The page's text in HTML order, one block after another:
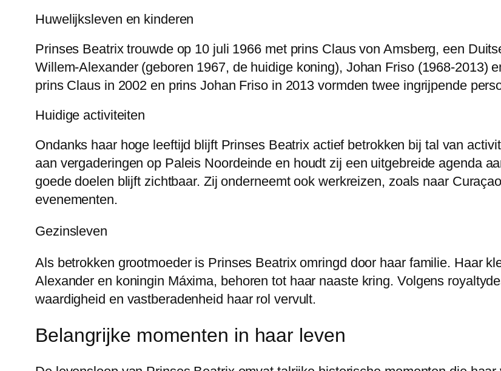
Huwelijksleven en kinderen
Prinses Beatrix trouwde op 10 juli 1966 met prins Claus von Amsberg, een
Willem-Alexander (geboren 1967, de huidige koning), Johan Friso (1968-2013)
prins Claus in 2002 en prins Johan Friso in 2013 vormden twee ingrijpende
Huidige activiteiten
Ondanks haar hoge leeftijd blijft Prinses Beatrix actief betrokken bij tal van
aan vergaderingen op Paleis Noordeinde en houdt zij een uitgebreide agenda
goede doelen blijft zichtbaar. Zij onderneemt ook werkreizen, zoals naar
evenementen.
Gezinsleven
Als betrokken grootmoeder is Prinses Beatrix omringd door haar familie. Haar
Alexander en koningin Máxima, behoren tot haar naaste kring. Volgens
waardigheid en vastberadenheid haar rol vervult.
Belangrijke momenten in haar leven